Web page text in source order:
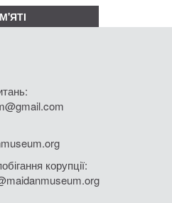
корупції: